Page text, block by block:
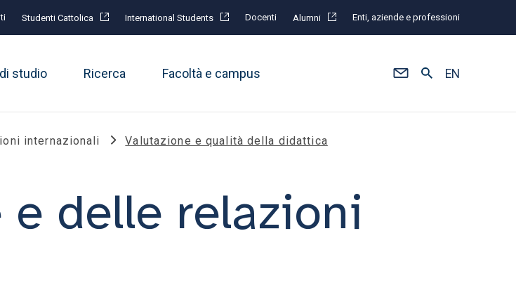
Studenti Cattolica International Students Docenti Alumni Enti, aziende e professioni
studio Ricerca Facoltà e campus EN
internazionali Valutazione e qualità della didattica
delle relazioni